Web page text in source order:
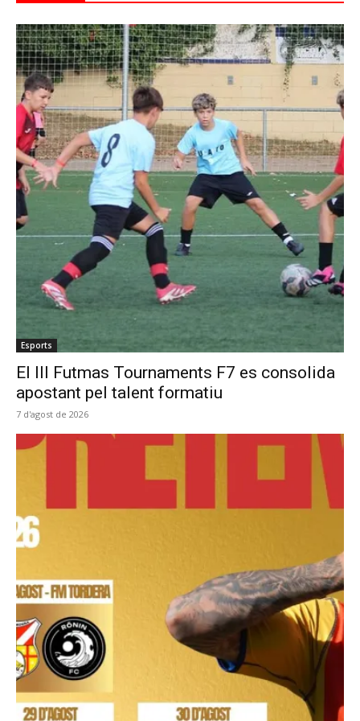
Esports
El III Futmas Tournaments F7 es consolida
apostant pel talent formatiu
7 d'agost de 2026